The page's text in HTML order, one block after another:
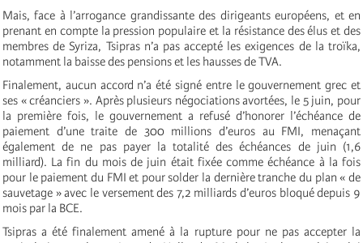
Mais, face à l’arrogance grandissante des dirigeants européens, et en
prenant en compte la pression populaire et la résistance des élus et des
membres de Syriza, Tsipras n’a pas accepté les exigences de la troïka,
notamment la baisse des pensions et les hausses de TVA.
Finalement, aucun accord n’a été signé entre le gouvernement grec et
ses « créanciers ». Après plusieurs négociations avortées, le 5 juin, pour
la première fois, le gouvernement a refusé d’honorer l’échéance de
paiement d’une traite de 300 millions d’euros au FMI, menaçant
également de ne pas payer la totalité des échéances de juin (1,6
milliard). La fin du mois de juin était fixée comme échéance à la fois
pour le paiement du FMI et pour solder la dernière tranche du plan « de
sauvetage » avec le versement des 7,2 milliards d’euros bloqué depuis 9
mois par la BCE.
Tsipras a été finalement amené à la rupture pour ne pas accepter la